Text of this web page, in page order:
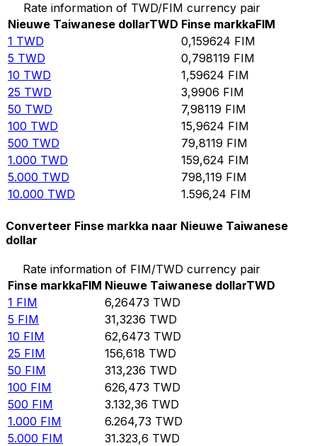
Rate information of TWD/FIM currency pair
Nieuwe Taiwanese dollarTWD Finse markkaFIM
1 TWD 0,159624 FIM
5 TWD 0,798119 FIM
10 TWD 1,59624 FIM
25 TWD 3,9906 FIM
50 TWD 7,98119 FIM
100 TWD 15,9624 FIM
500 TWD 79,8119 FIM
1.000 TWD 159,624 FIM
5.000 TWD 798,119 FIM
10.000 TWD 1.596,24 FIM
Converteer Finse markka naar Nieuwe Taiwanese
dollar
Rate information of FIM/TWD currency pair
Finse markkaFIM Nieuwe Taiwanese dollarTWD
1 FIM 6,26473 TWD
5 FIM 31,3236 TWD
10 FIM 62,6473 TWD
25 FIM 156,618 TWD
50 FIM 313,236 TWD
100 FIM 626,473 TWD
500 FIM 3.132,36 TWD
1.000 FIM 6.264,73 TWD
5.000 FIM 31.323,6 TWD